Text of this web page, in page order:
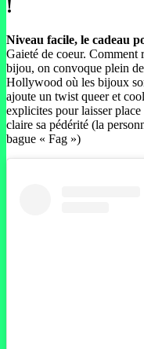
!
Niveau facile, le cadeau
Gaieté de coeur. Comment
bijou, on convoque plein
Hollywood où les bijoux
ajoute un twist queer et
explicites pour laisser
claire sa pédérité (la
bague « Fag »)